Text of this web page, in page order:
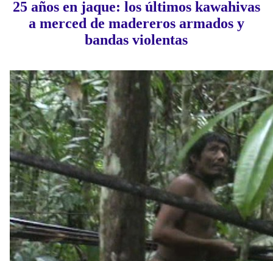
25 años en jaque: los últimos kawahivas
a merced de madereros armados y
bandas violentas